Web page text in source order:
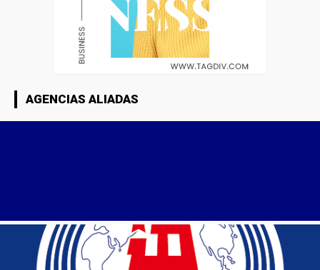
AGENCIAS ALIADAS